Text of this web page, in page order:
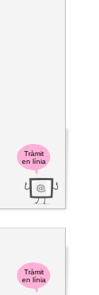
Tràmit
en línia
Tràmit
en línia